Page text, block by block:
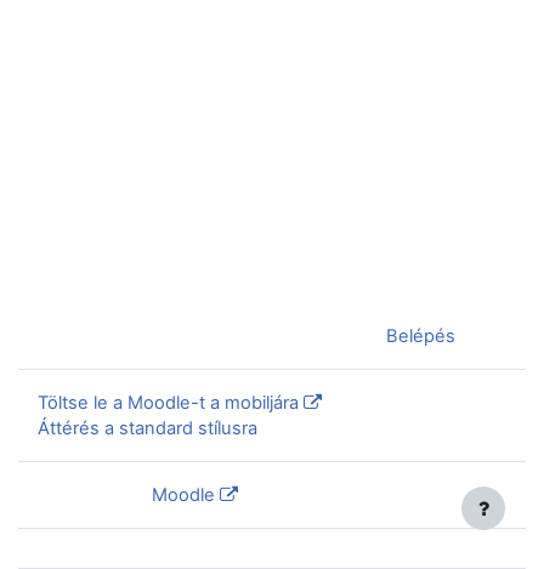
Belépés
Töltse le a Moodle-t a mobiljára
Áttérés a standard stílusra
Moodle